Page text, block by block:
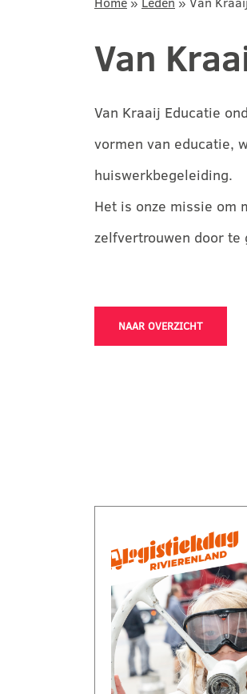
Van
Van Kraaij Educatie
vormen van educatie,
huiswerkbegeleiding.
Het is onze missie om
zelfvertrouwen door te
NAAR OVERZICHT